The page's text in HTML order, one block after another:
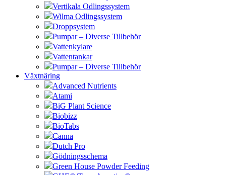
Vertikala Odlingssystem
Wilma Odlingssystem
Droppsystem
Pumpar – Diverse Tillbehör
Vattenkylare
Vattentankar
Pumpar – Diverse Tillbehör
Växtnäring
Advanced Nutrients
Atami
BiG Plant Science
Biobizz
BioTabs
Canna
Dutch Pro
Gödningsschema
Green House Powder Feeding